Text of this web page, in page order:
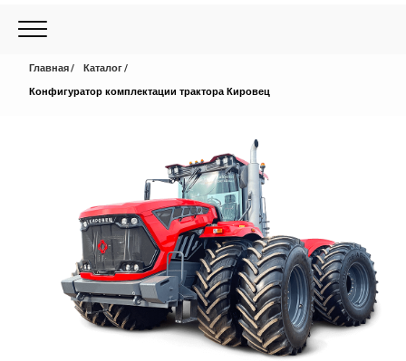
Главная
Каталог
Конфигуратор комплектации трактора Кировец